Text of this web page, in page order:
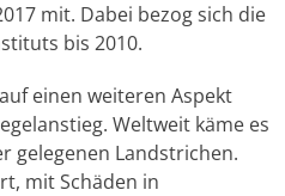
mit. Dabei bezog sich die
bis 2010.
auf einen weiteren Aspekt
Weltweit käme es
gelegenen Landstrichen.
mit Schäden in